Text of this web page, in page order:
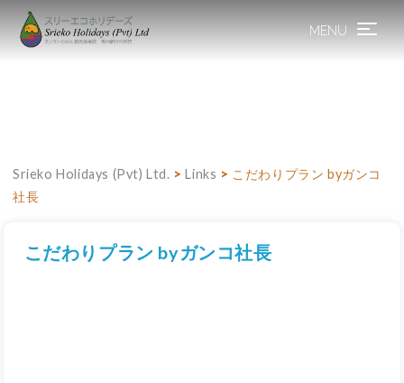
MENU Toggle
Srieko Holidays (Pvt) Ltd. >Links > こだわりプラン byガンコ
社長
こだわりプラン byガンコ社長